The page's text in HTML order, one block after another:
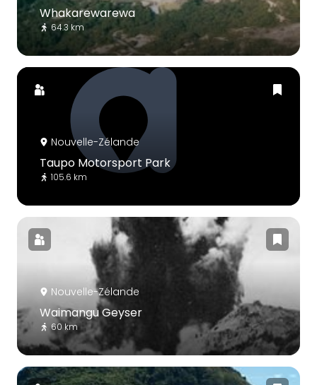
Whakarewarewa
64.3 km
Nouvelle-Zélande
Taupo Motorsport Park
105.6 km
Nouvelle-Zélande
Waimangu Geyser
60 km